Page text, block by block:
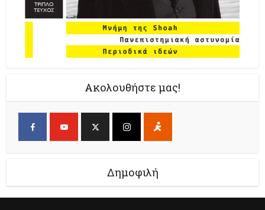
Ακολουθήστε μας!
Δημοφιλή